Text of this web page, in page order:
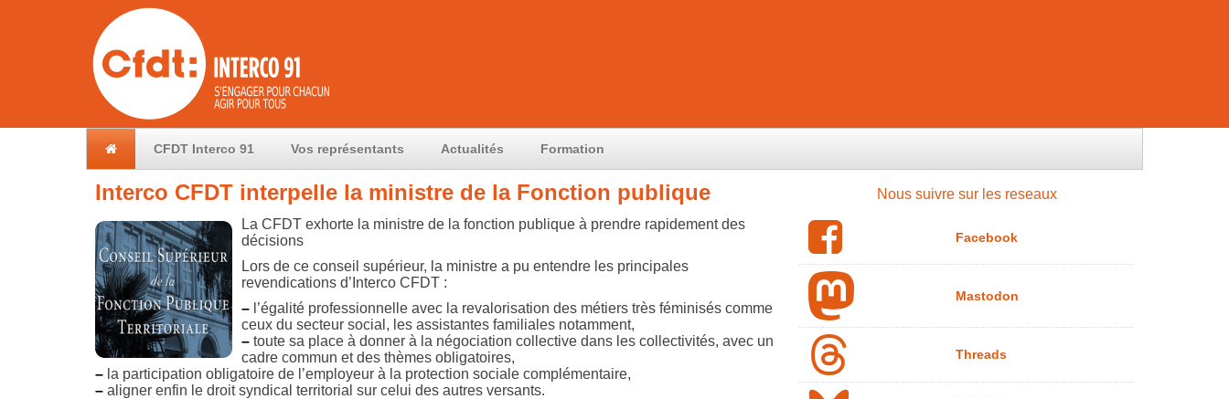
CFDT Interco 91 Vos représentants Actualités Formation
Interco CFDT interpelle la ministre de la Fonction publique
La CFDT exhorte la ministre de la fonction publique à prendre rapidement des
décisions
Lors de ce conseil supérieur, la ministre a pu entendre les principales
revendications d’Interco CFDT :
–l’égalité professionnelle avec la revalorisation des métiers très féminisés comme
ceux du secteur social, les assistantes familiales notamment,
–toute sa place à donner à la négociation collective dans les collectivités, avec un
cadre commun et des thèmes obligatoires,
–la participation obligatoire de l’employeur à la protection sociale complémentaire,
–aligner enfin le droit syndical territorial sur celui des autres versants.
Nous suivre sur les reseaux
Facebook
Mastodon
Threads